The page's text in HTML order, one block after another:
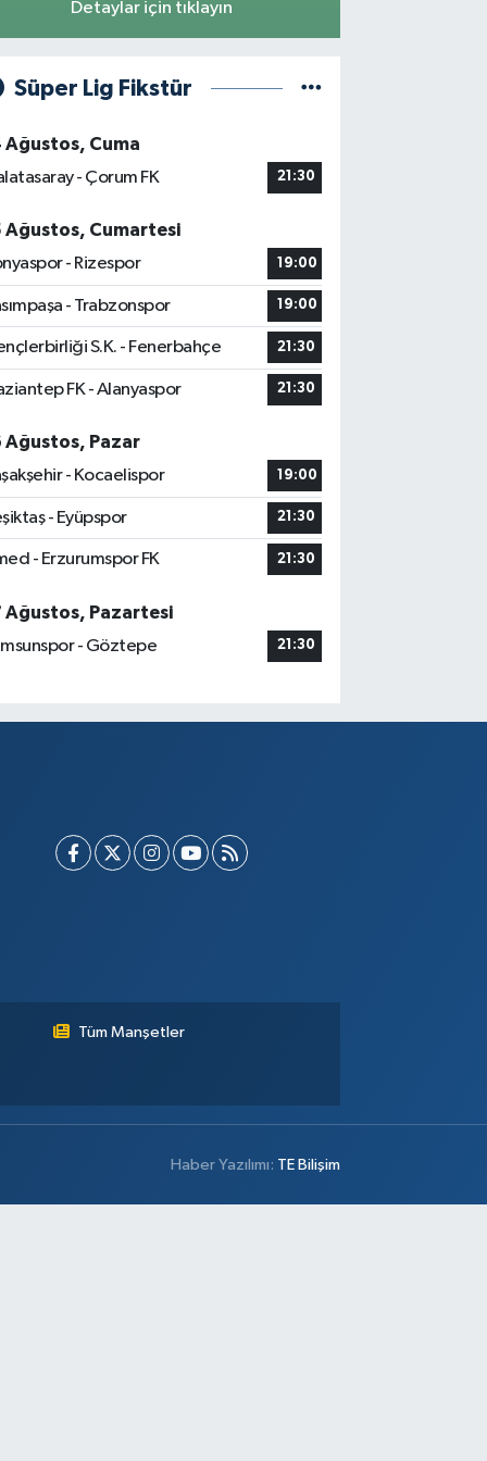
Detaylar için tıklayın
Süper Lig Fikstür
Ağustos, Cuma
- Çorum FK
21:30
Ağustos, Cumartesi
- Rizespor
19:00
- Trabzonspor 19:00
S.K. - Fenerbahçe 21:30
FK - Alanyaspor 21:30
Ağustos, Pazar
- Kocaelispor
19:00
- Eyüpspor 21:30
- Erzurumspor FK 21:30
Ağustos, Pazartesi
- Göztepe
21:30
Tüm Manşetler
Haber Yazılımı: TE Bilişim